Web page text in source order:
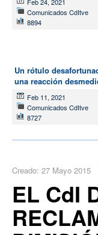
Comunicados CdItve
8894
Un rótulo
una reacción
Feb 11, 2021
Comunicados CdItve
8727
Creado: 27 Mayo 2015
EL CdI